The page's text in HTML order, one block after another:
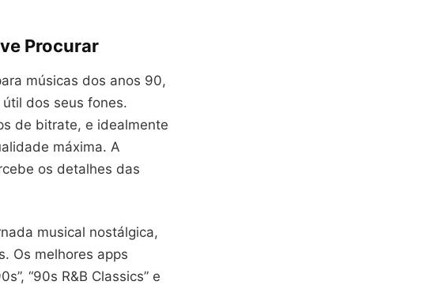
Procurar
músicas dos anos 90,
dos seus fones.
de bitrate, e idealmente
máxima. A
os detalhes das
musical nostálgica,
Os melhores apps
“90s R&B Classics” e